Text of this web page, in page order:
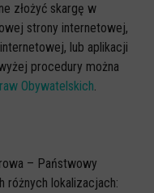
złożyć skargę w
strony internetowej,
lub aplikacji
procedury można
Obywatelskich.
– Państwowy
różnych lokalizacjach: